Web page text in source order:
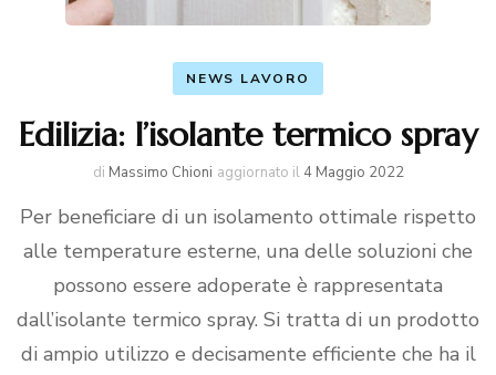
NEWS LAVORO
Edilizia: l’isolante termico spray
di Massimo Chioni aggiornato il 4 Maggio 2022
Per beneficiare di un isolamento ottimale rispetto
alle temperature esterne, una delle soluzioni che
possono essere adoperate è rappresentata
dall’isolante termico spray. Si tratta di un prodotto
di ampio utilizzo e decisamente efficiente che ha il